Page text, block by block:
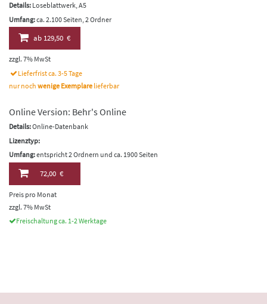
Details: Loseblattwerk, A5
Umfang:ca. 2.100 Seiten, 2 Ordner
ab129,50 €
zzgl. 7% MwSt
Lieferfrist ca. 3-5 Tage
nur noch wenige Exemplare lieferbar
Online Version: Behr's Online
Details:Online-Datenbank
Lizenztyp:
Umfang:entspricht 2 Ordnern und ca. 1900 Seiten
72,00 €
Preis pro Monat
zzgl. 7% MwSt
Freischaltung ca. 1-2 Werktage